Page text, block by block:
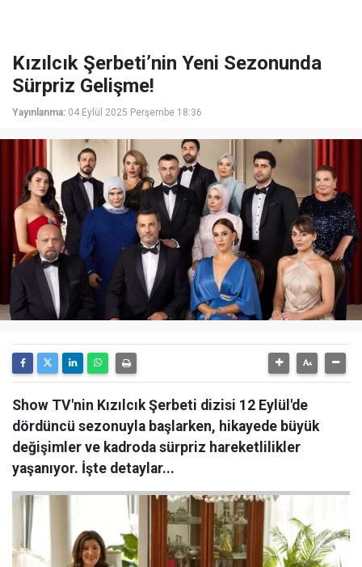
Kızılcık Şerbeti’nin Yeni Sezonunda
Sürpriz Gelişme!
Yayınlanma: 04 Eylül 2025 Perşembe 18:36
Show TV'nin Kızılcık Şerbeti dizisi 12 Eylül'de
dördüncü sezonuyla başlarken, hikayede büyük
değişimler ve kadroda sürpriz hareketlilikler
yaşanıyor. İşte detaylar...